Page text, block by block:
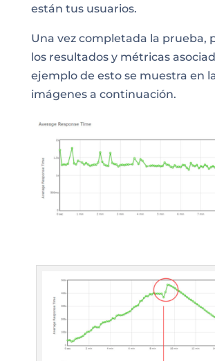
están tus usuarios.
Una vez completada la prueba,
los resultados y métricas
ejemplo de esto se muestra en
imágenes a continuación.